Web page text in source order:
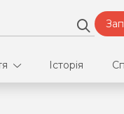
Історія